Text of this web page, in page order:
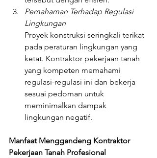
Pemahaman Terhadap Regulasi
Lingkungan
Proyek konstruksi seringkali terikat
pada peraturan lingkungan yang
ketat. Kontraktor pekerjaan tanah
yang kompeten memahami
regulasi-regulasi ini dan bekerja
sesuai pedoman untuk
meminimalkan dampak
lingkungan negatif.
Manfaat Menggandeng Kontraktor
Pekerjaan Tanah Profesional